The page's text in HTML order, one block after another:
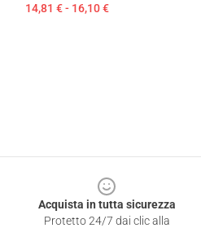
14,81 € - 16,10 €
Acquista in tutta sicurezza
Protetto 24/7 dai clic alla